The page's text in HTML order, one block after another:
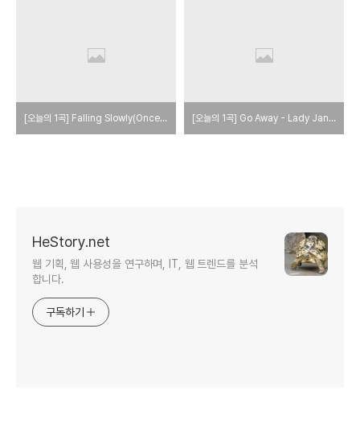
[오늘의 1곡] Falling Slowly(Once OST) - Glen Hansard and Marketa Irglova ‎[오늘의 1곡] Go Away - Lady Jane(레이디 제인)
HeStory.net
웹 기획, 웹 사용성을 연구하며, IT, 웹 트렌드를 분석
합니다.
구독하기